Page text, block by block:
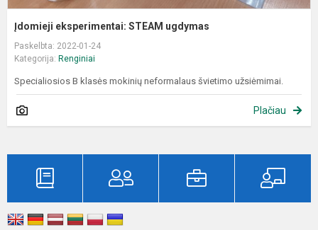
Įdomieji eksperimentai: STEAM ugdymas
Paskelbta: 2022-01-24
Kategorija: Renginiai
Specialiosios B klasės mokinių neformalaus švietimo užsiėmimai.
Plačiau